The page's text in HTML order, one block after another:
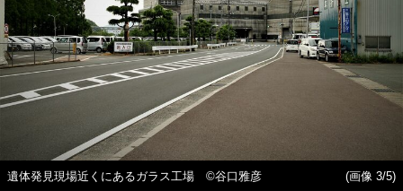
遺体発見現場近くにあるガラス工場 ©谷口雅彦 (画像 3/5)